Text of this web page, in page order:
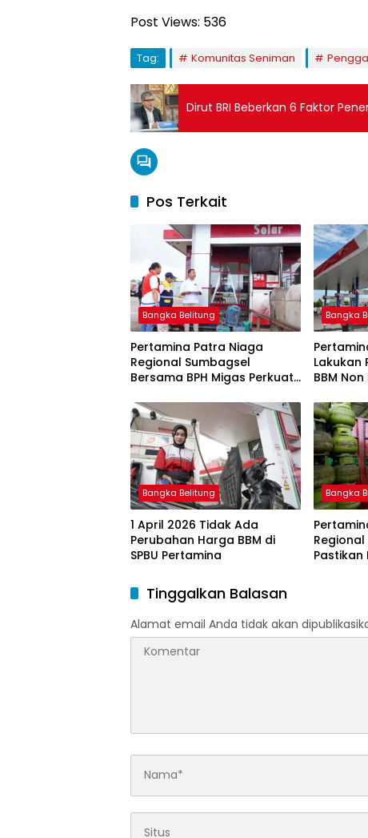
Post Views: 536
Tag: Komunitas Seniman
Dirut BRI Beberkan 6 Faktor
Pos Terkait
Bangka Belitung
Pertamina Patra Niaga
Regional Sumbagsel
Bersama BPH Migas Perkuat
BBM Subsidi bagi Nelayan
melalui Aplikasi XSTAR
Bangka
Lakukan
BBM
Bangka Belitung
1 April 2026 Tidak Ada
Perubahan Harga BBM di
SPBU Pertamina
Bangka
Pastikan
Tinggalkan Balasan
Alamat email Anda tidak akan